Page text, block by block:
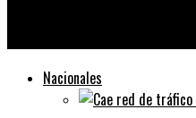
Nacionales